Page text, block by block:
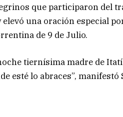
que participaron del
una oración especial
de 9 de Julio.
tiernísima madre de
esté lo abraces”,